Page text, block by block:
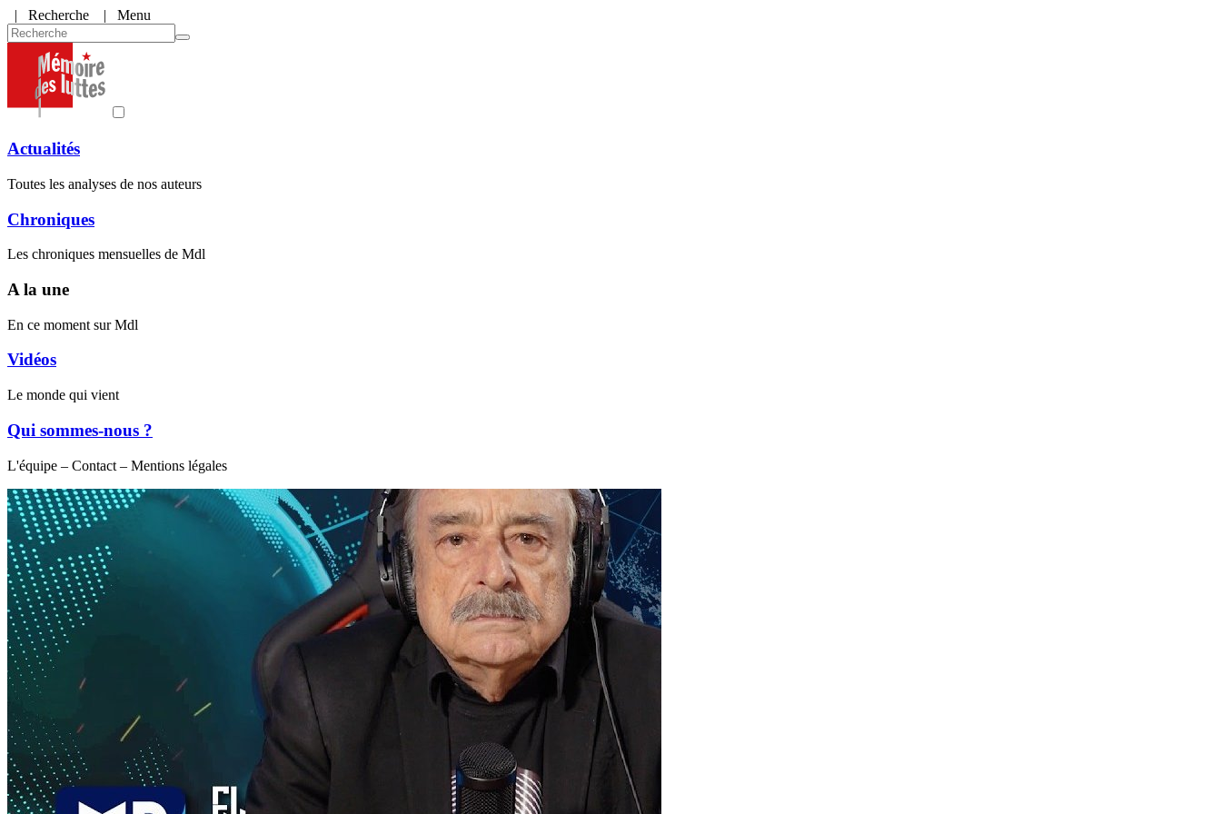
| Recherche | Menu
Actualités
Toutes les analyses de nos auteurs
Chroniques
Les chroniques mensuelles de Mdl
A la une
En ce moment sur Mdl
Vidéos
Le monde qui vient
Qui sommes-nous ?
L'équipe – Contact – Mentions légales